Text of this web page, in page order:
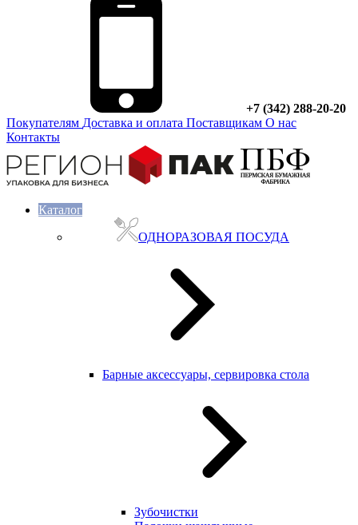
+7 (342) 288-20-20
Покупателям Доставка и оплата Поставщикам О нас
Контакты
Каталог
ОДНОРАЗОВАЯ ПОСУДА
Барные аксессуары, сервировка стола
Зубочистки